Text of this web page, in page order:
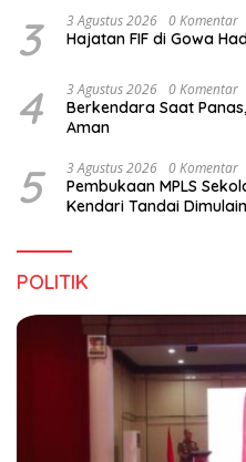
3 3 Agustus 2026 0 Komentar
Hajatan FIF di Gowa
4 3 Agustus 2026 0 Komentar
Berkendara Saat
Aman
5 3 Agustus 2026 0 Komentar
Pembukaan MPLS
Kendari Tandai
POLITIK